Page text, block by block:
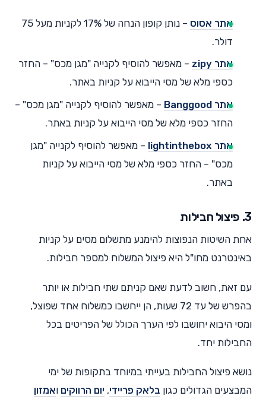
אתר אסוס
– נותן קופון הנחה של 17% לקניות מעל 75
דולר.
אתר zipy
– מאפשר להוסיף לקנייה "מגן מכס" – החזר
כספי מלא של מסי הייבוא על קניות באתר.
אתר Banggood
– מאפשר להוסיף לקנייה "מגן מכס" –
החזר כספי מלא של מסי הייבוא על קניות באתר.
אתר lightinthebox
– מאפשר להוסיף לקנייה "מגן
מכס" – החזר כספי מלא של מסי הייבוא על קניות
באתר.
3. פיצול חבילות
אחת השיטות הנפוצות להימנע מתשלום מסים על קניות
באינטרנט מחו"ל היא פיצול המשלוח למספר חבילות.
עם זאת, חשוב לדעת שאם קניתם שתי חבילות או יותר
בהפרש של עד 72 שעות, הן ייחשבו כמשלוח אחד שפוצל,
ומסי היבוא יחושבו לפי הערך הכולל של הפריטים בכל
החבילות יחד.
נושא פיצול החבילות בעייתי במיוחד בתקופות של ימי
המבצעים הגדולים כגון בלאק פריידי, יום הרווקים ואמזון